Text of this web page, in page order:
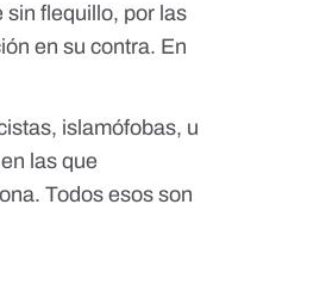
sin flequillo, por las
en su contra. En
, islamófobas, u
las que
Todos esos son